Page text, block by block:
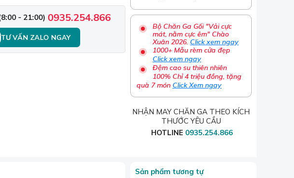
- 21:00) 0935.254.866
TƯ VẤN ZALO NGAY
Bộ Chăn Ga Gối "Vải cực
mát, nằm cực êm" Chào
Xuân 2026. Click xem ngay
1000+ Mẫu rèm cửa đẹp
Click xem ngay
Đệm cao su thiên nhiên
100% Chỉ 4 triệu đồng, tặng
quà 7 món Click Xem ngay
NHẬN MAY CHĂN GA THEO KÍCH
THƯỚC YÊU CẦU
HOTLINE 0935.254.866
Sản phẩm tương tự